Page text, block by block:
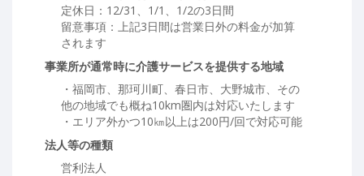
定休日：12/31、1/1、1/2の3日間
留意事項：上記3日間は営業日外の料金が加算
されます
事業所が通常時に介護サービスを提供する地域
・福岡市、那珂川町、春日市、大野城市、その
他の地域でも概ね10km圏内は対応いたします
・エリア外かつ10㎞以上は200円/回で対応可能
法人等の種類
営利法人